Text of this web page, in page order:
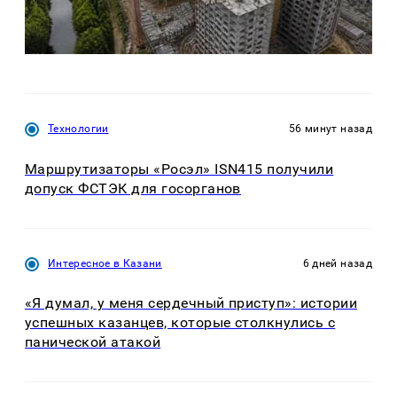
Технологии 56 минут назад
Маршрутизаторы «Росэл» ISN415 получили
допуск ФСТЭК для госорганов
Интересное в Казани 6 дней назад
«Я думал, у меня сердечный приступ»: истории
успешных казанцев, которые столкнулись с
панической атакой